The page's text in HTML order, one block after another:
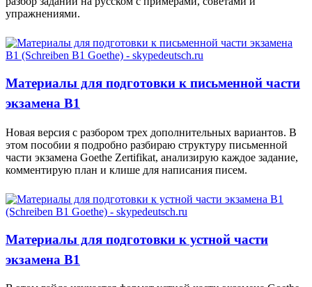
упражнениями.
Материалы для подготовки к письменной части
экзамена B1
Новая версия с разбором трех дополнительных вариантов. В
этом пособии я подробно разбираю структуру письменной
части экзамена Goethe Zertifikat, анализирую каждое задание,
комментирую план и клише для написания писем.
Материалы для подготовки к устной части
экзамена B1